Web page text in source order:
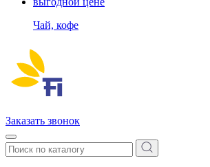
Чай, кофе
Заказать звонок